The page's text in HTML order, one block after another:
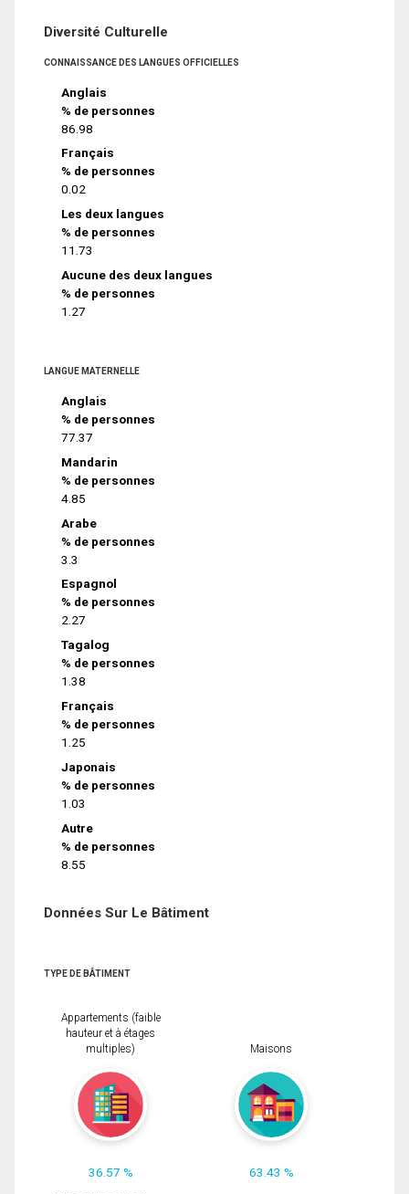
Diversité Culturelle
CONNAISSANCE DES LANGUES OFFICIELLES
Anglais
% de personnes
86.98
Français
% de personnes
0.02
Les deux langues
% de personnes
11.73
Aucune des deux langues
% de personnes
1.27
LANGUE MATERNELLE
Anglais
% de personnes
77.37
Mandarin
% de personnes
4.85
Arabe
% de personnes
3.3
Espagnol
% de personnes
2.27
Tagalog
% de personnes
1.38
Français
% de personnes
1.25
Japonais
% de personnes
1.03
Autre
% de personnes
8.55
Données Sur Le Bâtiment
TYPE DE BÂTIMENT
Appartements (faible
hauteur et à étages
multiples)
36.57 %
Maisons
63.43 %